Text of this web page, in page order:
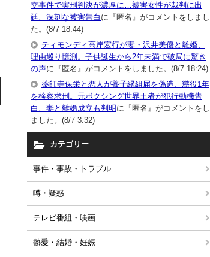
交事件で実刑判決が濃厚に…被害女性が裁判に出
廷、深刻な被害告白 に『匿名』がコメントをしまし
た。(8/7 18:44)
ティモンディ高岸宏行が妻・沢井美優と離婚、
理由巡り憶測。子供誕生から2年未満で破局に驚き
の声に『匿名』がコメントをしました。(8/7 18:24)
薬師寺保栄と恋人が養子縁組届を偽造、懲役1年
を検察求刑。元ボクシング世界王者が犯行動機告
白、妻と離婚成立も判明に『匿名』がコメントをし
ました。(8/7 3:32)
カテゴリー
事件・事故・トラブル
噂・疑惑
テレビ番組・映画
熱愛・結婚・妊娠